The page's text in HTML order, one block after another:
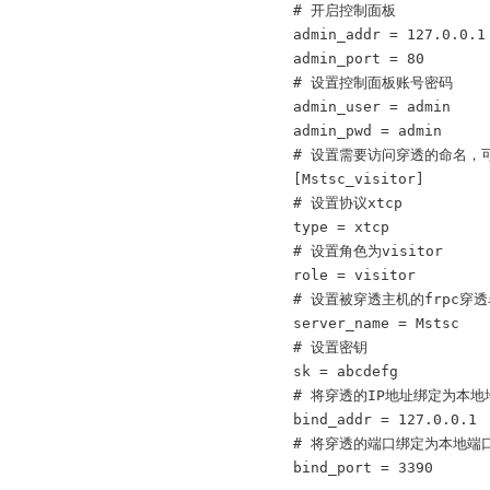
# 开启控制面板
admin_addr = 127.0.0.1
admin_port = 80
# 设置控制面板账号密码
admin_user = admin
admin_pwd = admin
# 设置需要访问穿透的命名，
[Mstsc_visitor]
# 设置协议xtcp
type = xtcp
# 设置角色为visitor
role = visitor
# 设置被穿透主机的frpc穿透
server_name = Mstsc
# 设置密钥
sk = abcdefg
# 将穿透的IP地址绑定为本地
bind_addr = 127.0.0.1
# 将穿透的端口绑定为本地端
bind_port = 3390